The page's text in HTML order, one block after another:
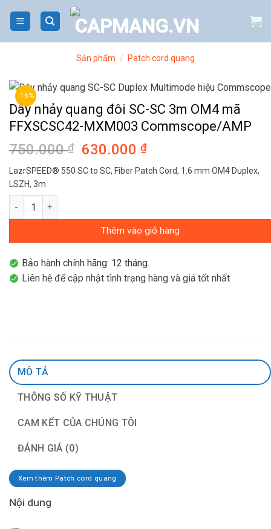
Sản phẩm / Patch cord quang
-16%
Dây nhảy quang đôi SC-SC 3m OM4 mã
FFXSCSC42-MXM003 Commscope/AMP
750.000₫
Giá
gốc
là:
630.000₫Giá
hiện
tại
LazrSPEED® 550 SC to SC, Fiber Patch Cord, 1.6 mm OM4 Duplex,
LSZH, 3m
Dây nhảy quang đôi SC-SC 3m OM4 mã FFXSCSC42-MXM003
Thêm vào giỏ hàng
Bảo hành chính hãng: 12 tháng.
Liên hệ để cập nhật tình trạng hàng và giá tốt nhất
MÔ TẢ
THÔNG SỐ KỸ THUẬT
CAM KẾT CỦA CHÚNG TÔI
ĐÁNH GIÁ (0)
Xem thêm Patch cord quang
Nội dung